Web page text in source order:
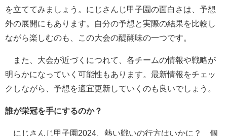
を立ててみましょう。にじさんじ甲子園の面白さは、予想
外の展開にもあります。自分の予想と実際の結果を比較し
ながら楽しむのも、この大会の醍醐味の一つです。
また、大会が近づくにつれて、各チームの情報や戦略が
明らかになっていく可能性もあります。最新情報をチェッ
クしながら、予想を適宜更新していくのも良いでしょう。
誰が栄冠を手にするのか？
にじさんじ甲子園2024、熱い戦いの行方はいかに？ 個